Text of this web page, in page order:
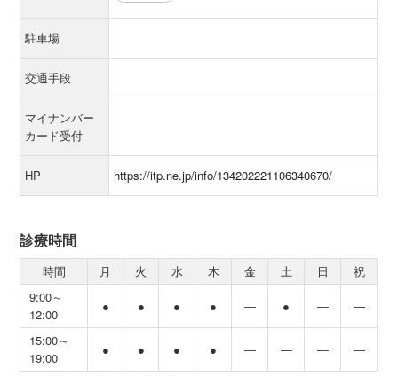
駐車場
交通手段
マイナンバー
カード受付
HP https://itp.ne.jp/info/134202221106340670/
診療時間
時間 月 火 水 木 金 土 日
祝
9:00～
12:00
● ● ● ● ― ● ― ―
15:00～
19:00
● ● ● ● ― ― ― ―